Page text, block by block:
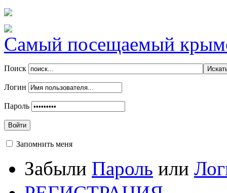
Самый посещаемый
Поиск
Логин
Пароль
Войти
Запомнить меня
Забыли Пароль или